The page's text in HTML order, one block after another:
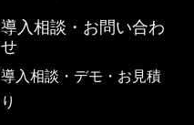
導入相談・お問い合わ
せ
導入相談・デモ・お見積
り